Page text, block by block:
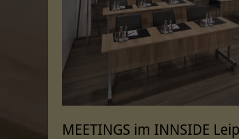
MEETINGS im INNSIDE